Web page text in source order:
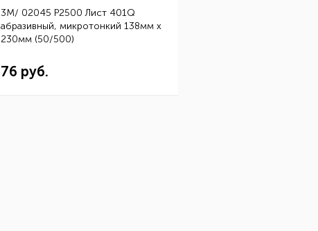
3M/ 02045 P2500 Лист 401Q
абразивный, микротонкий 138мм х
230мм (50/500)
76 руб.